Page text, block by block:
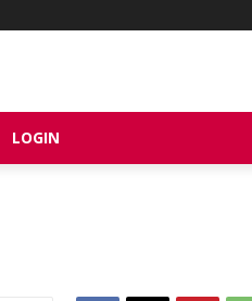
LOGIN